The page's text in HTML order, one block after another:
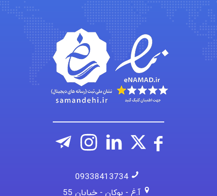
Jafar Tym
aghajari vahid
09338413734
آ.غ - بوکان - خیابان 55